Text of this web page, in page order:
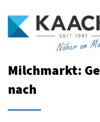
Näher am
Milchmarkt:
nach